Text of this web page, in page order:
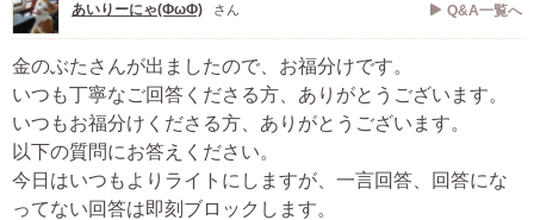
あいりーにゃ(ФωФ) さん Q&A一覧へ
金のぶたさんが出ましたので、お福分けです。
いつも丁寧なご回答くださる方、ありがとうございます。
いつもお福分けくださる方、ありがとうございます。
以下の質問にお答えください。
今日はいつもよりライトにしますが、一言回答、回答にな
ってない回答は即刻ブロックします。